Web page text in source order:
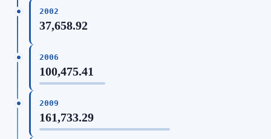
2002
37,658.92
2006
100,475.41
2009
161,733.29